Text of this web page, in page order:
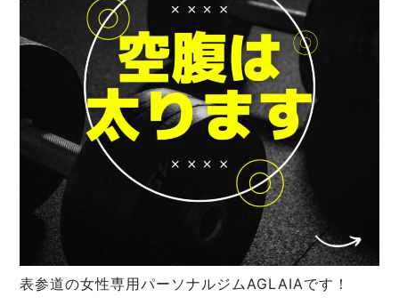
表参道の女性専用パーソナルジムAGLAIAです！